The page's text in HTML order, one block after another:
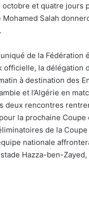
octobre et quatre jours
Salah
de la Fédération
officielle, la délégation
à destination des
et l’Algérie en
deux rencontres
la prochaine Coupe
de la
nationale
Hazza-ben-